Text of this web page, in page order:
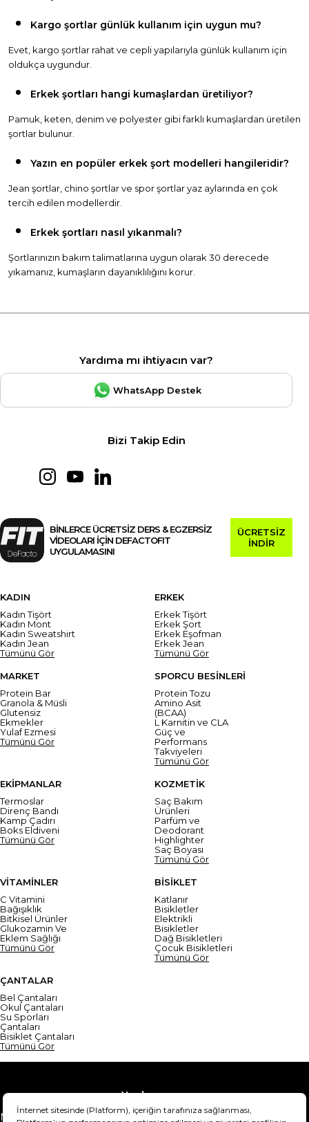
Kargo şortlar günlük kullanım için uygun mu?
Evet, kargo şortlar rahat ve cepli yapılarıyla günlük kullanım için
oldukça uygundur.
Erkek şortları hangi kumaşlardan üretiliyor?
Pamuk, keten, denim ve polyester gibi farklı kumaşlardan üretilen
şortlar bulunur.
Yazın en popüler erkek şort modelleri hangileridir?
Jean şortlar, chino şortlar ve spor şortlar yaz aylarında en çok
tercih edilen modellerdir.
Erkek şortları nasıl yıkanmalı?
Şortlarınızın bakım talimatlarına uygun olarak 30 derecede
yıkamanız, kumaşların dayanıklılığını korur.
Yardıma mı ihtiyacın var?
WhatsApp Destek
Bizi Takip Edin
BİNLERCE ÜCRETSİZ DERS & EGZERSİZ
VİDEOLARI İÇİN DEFACTOFIT
UYGULAMASINI
ÜCRETSİZ
İNDİR
KADIN
Kadın Tişört
Kadın Mont
Kadın Sweatshirt
Kadın Jean
Tümünü Gör
ERKEK
Erkek Tişört
Erkek Şort
Erkek Eşofman
Erkek Jean
Tümünü Gör
MARKET
Protein Bar
Granola & Müsli
Glutensiz
Ekmekler
Yulaf Ezmesi
Tümünü Gör
SPORCU BESİNLERİ
Protein Tozu
Amino Asit
(BCAA)
L Karnitin ve CLA
Güç ve
Performans
Takviyeleri
Tümünü Gör
EKİPMANLAR
Termoslar
Direnç Bandı
Kamp Çadırı
Boks Eldiveni
Tümünü Gör
KOZMETİK
Saç Bakım
Ürünleri
Parfüm ve
Deodorant
Highlighter
Saç Boyası
Tümünü Gör
VİTAMİNLER
C Vitamini
Bağışıklık
Bitkisel Ürünler
Glukozamin Ve
Eklem Sağlığı
Tümünü Gör
BİSİKLET
Katlanır
Bisikletler
Elektrikli
Bisikletler
Dağ Bisikletleri
Çocuk Bisikletleri
Tümünü Gör
ÇANTALAR
Bel Çantaları
Okul Çantaları
Su Sporları
Çantaları
Bisiklet Çantaları
Tümünü Gör
Yardım
Mesafeli Satış Sözleşmesi
Teslimat Bilgisi